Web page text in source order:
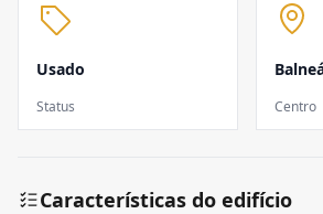
Usado
Status Centro
Características do edifício